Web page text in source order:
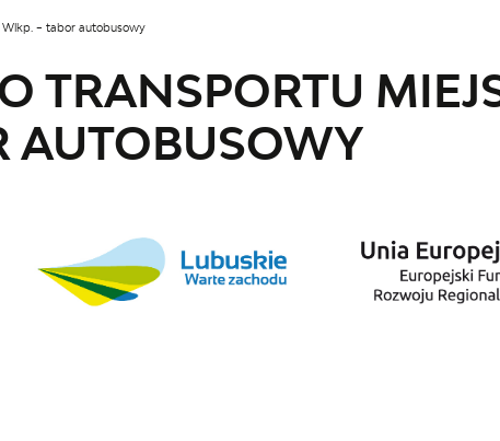
– tabor autobusowy
TRANSPORTU
AUTOBUSOWY